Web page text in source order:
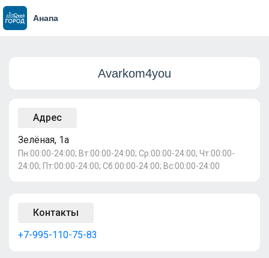
Анапа
Avarkom4you
Адрес
Зелёная, 1а
Пн:00:00-24:00; Вт:00:00-24:00; Ср:00:00-24:00; Чт:00:00-
24:00; Пт:00:00-24:00; Сб:00:00-24:00; Вс:00:00-24:00
Контакты
+7-995-110-75-83